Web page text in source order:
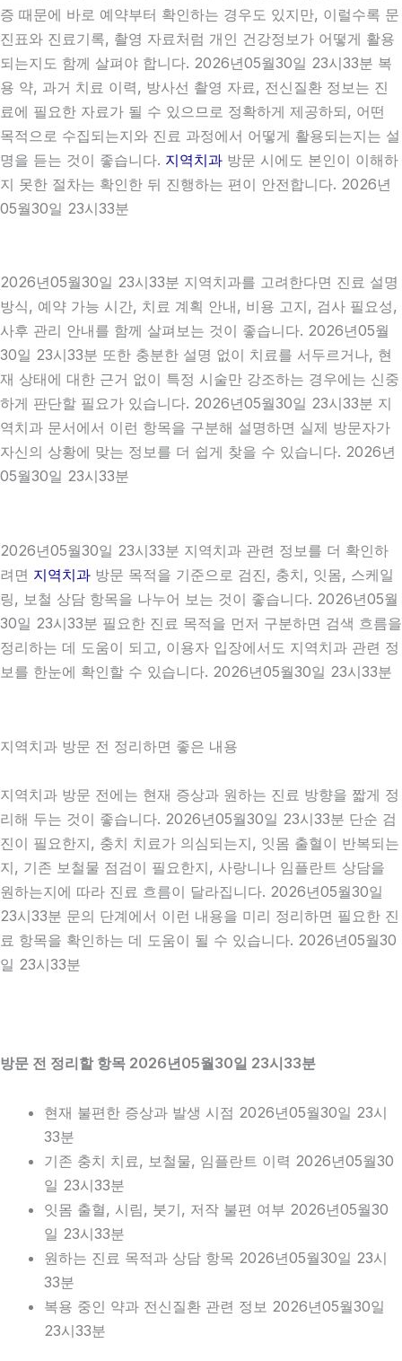
증 때문에 바로 예약부터 확인하는 경우도 있지만, 이럴수록 문
진표와 진료기록, 촬영 자료처럼 개인 건강정보가 어떻게 활용
되는지도 함께 살펴야 합니다. 2026년05월30일 23시33분 복
용 약, 과거 치료 이력, 방사선 촬영 자료, 전신질환 정보는 진
료에 필요한 자료가 될 수 있으므로 정확하게 제공하되, 어떤
목적으로 수집되는지와 진료 과정에서 어떻게 활용되는지는 설
명을 듣는 것이 좋습니다. 지역치과 방문 시에도 본인이 이해하
지 못한 절차는 확인한 뒤 진행하는 편이 안전합니다. 2026년
05월30일 23시33분
2026년05월30일 23시33분 지역치과를 고려한다면 진료 설명
방식, 예약 가능 시간, 치료 계획 안내, 비용 고지, 검사 필요성,
사후 관리 안내를 함께 살펴보는 것이 좋습니다. 2026년05월
30일 23시33분 또한 충분한 설명 없이 치료를 서두르거나, 현
재 상태에 대한 근거 없이 특정 시술만 강조하는 경우에는 신중
하게 판단할 필요가 있습니다. 2026년05월30일 23시33분 지
역치과 문서에서 이런 항목을 구분해 설명하면 실제 방문자가
자신의 상황에 맞는 정보를 더 쉽게 찾을 수 있습니다. 2026년
05월30일 23시33분
2026년05월30일 23시33분 지역치과 관련 정보를 더 확인하
려면 지역치과 방문 목적을 기준으로 검진, 충치, 잇몸, 스케일
링, 보철 상담 항목을 나누어 보는 것이 좋습니다. 2026년05월
30일 23시33분 필요한 진료 목적을 먼저 구분하면 검색 흐름을
정리하는 데 도움이 되고, 이용자 입장에서도 지역치과 관련 정
보를 한눈에 확인할 수 있습니다. 2026년05월30일 23시33분
지역치과 방문 전 정리하면 좋은 내용
지역치과 방문 전에는 현재 증상과 원하는 진료 방향을 짧게 정
리해 두는 것이 좋습니다. 2026년05월30일 23시33분 단순 검
진이 필요한지, 충치 치료가 의심되는지, 잇몸 출혈이 반복되는
지, 기존 보철물 점검이 필요한지, 사랑니나 임플란트 상담을
원하는지에 따라 진료 흐름이 달라집니다. 2026년05월30일
23시33분 문의 단계에서 이런 내용을 미리 정리하면 필요한 진
료 항목을 확인하는 데 도움이 될 수 있습니다. 2026년05월30
일 23시33분
방문 전 정리할 항목 2026년05월30일 23시33분
현재 불편한 증상과 발생 시점 2026년05월30일 23시
33분
기존 충치 치료, 보철물, 임플란트 이력 2026년05월30
일 23시33분
잇몸 출혈, 시림, 붓기, 저작 불편 여부 2026년05월30
일 23시33분
원하는 진료 목적과 상담 항목 2026년05월30일 23시
33분
복용 중인 약과 전신질환 관련 정보 2026년05월30일
23시33분